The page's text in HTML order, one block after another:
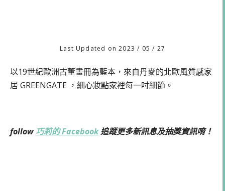
Last Updated on 2023 / 05 / 27
以19世紀歐洲古董畫冊為藍本，來自丹麥的北歐風質感家
居 GREENGATE ，細心妝點家裡每一吋細節。
follow巧莉的 Facebook追蹤更多新訊息及抽獎資訊唷！